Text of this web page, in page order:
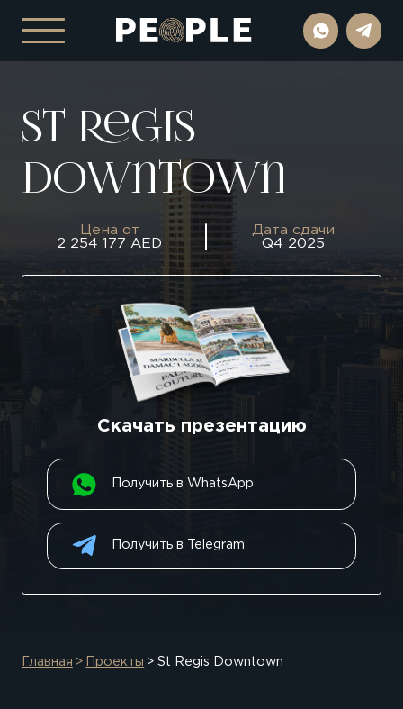
St Regis
Downtown
Цена от
2 254 177 AED
Дата сдачи
Q4 2025
Скачать презентацию
Получить в WhatsApp
Получить в Telegram
Главная Проекты St Regis Downtown